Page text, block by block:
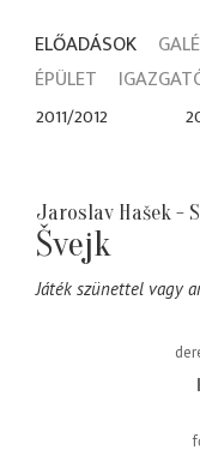
ELŐADÁSOK
ÉPÜLET
2011/2012
Jaroslav Hašek -
Švejk
Játék szünettel vagy